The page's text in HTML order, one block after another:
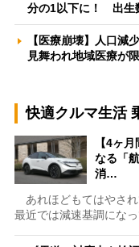
分の1以下に！ 出生
【医療崩壊】人口減
見舞われ地域医療
快適クルマ生活
【4ヶ
なる「
消…
あれほどもてはやされ
最近では減速基調にな